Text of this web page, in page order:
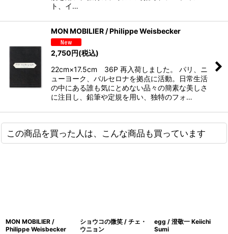
ト、イ…
MON MOBILIER / Philippe Weisbecker
2,750円(税込)
22cm×17.5cm 36P 再入荷しました。 パリ、ニ
ューヨーク、バルセロナを拠点に活動。日常生活
の中にある誰も気にとめない品々の簡素な美しさ
に注目し、鉛筆や定規を用い、独特のフォ…
この商品を買った人は、こんな商品も買っています
MON MOBILIER /
Philippe Weisbecker
ショウコの微笑 / チェ・
ウニョン
egg / 澄敬一 Keiichi
Sumi